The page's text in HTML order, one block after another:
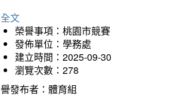
文
榮譽事項：桃園市競賽
發佈單位：學務處
建立時間：2025-09-30
瀏覽次數：278
發布者：體育組